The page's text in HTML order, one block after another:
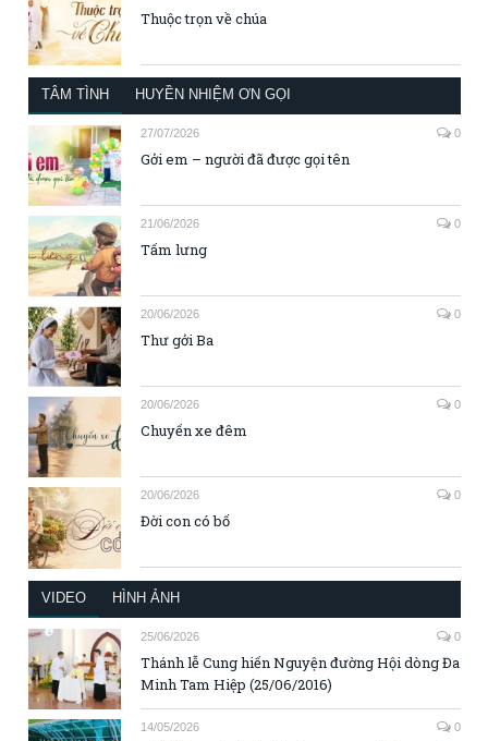
Thuộc trọn về chúa
TÂM TÌNH HUYỀN NHIỆM ƠN GỌI
27/07/2026 0
Gởi em – người đã được gọi tên
21/06/2026 0
Tấm lưng
20/06/2026 0
Thư gởi Ba
20/06/2026 0
Chuyến xe đêm
20/06/2026 0
Đời con có bố
VIDEO HÌNH ẢNH
25/06/2026 0
Thánh lễ Cung hiến Nguyện đường Hội dòng Đa
Minh Tam Hiệp (25/06/2016)
14/05/2026 0